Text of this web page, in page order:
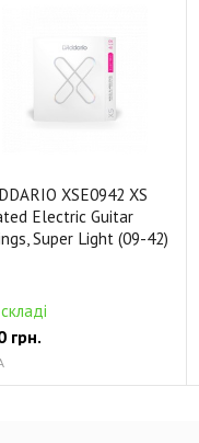
XSE0942 XS
Electric Guitar
Super Light (09-42)
грн.